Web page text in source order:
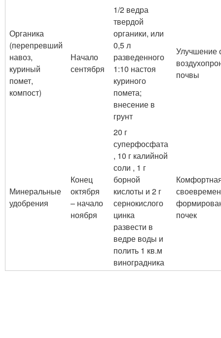
Органика
(перепревший
навоз,
куриный
помет,
компост)
Начало
сентября
1/2 ведра
твердой
органики, или
0,5 л
разведенного
1:10 настоя
куриного
помета;
внесение в
грунт
Улучшение
почвы
Минеральные
удобрения
Конец
октября
– начало
ноября
20 г
суперфосфата
, 10 г калийной
соли , 1 г
борной
кислоты и 2 г
сернокислого
цинка
развести в
ведре воды и
полить 1 кв.м
виноградника
почек